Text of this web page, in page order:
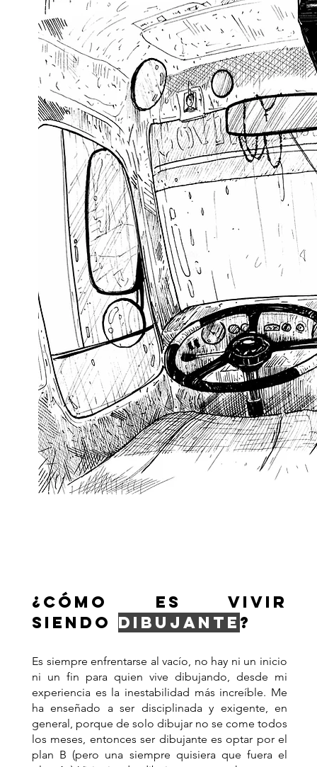
¿CÓMO ES VIVIR
SIENDO DIBUJANTE ?
Es siempre enfrentarse al vacío, no hay ni un inicio
ni un fin para quien vive dibujando, desde mi
experiencia es la inestabilidad más increíble. Me
ha enseñado a ser disciplinada y exigente, en
general, porque de solo dibujar no se come todos
los meses, entonces ser dibujante es optar por el
plan B (pero una siempre quisiera que fuera el